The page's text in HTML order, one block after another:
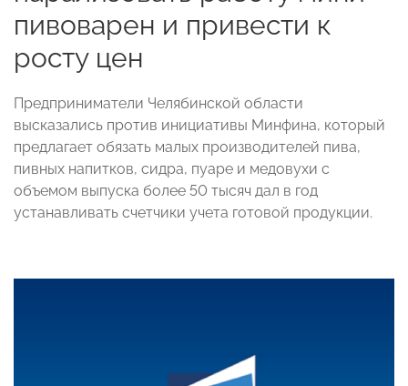
пивоварен и привести к
росту цен
Предприниматели Челябинской области
высказались против инициативы Минфина, который
предлагает обязать малых производителей пива,
пивных напитков, сидра, пуаре и медовухи с
объемом выпуска более 50 тысяч дал в год
устанавливать счетчики учета готовой продукции.